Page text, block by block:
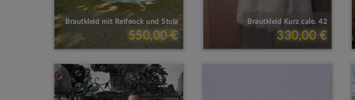
Brautkleid mit Reifeock und Stola
550,00 €
Brautkleid Kurz cale. 42
330,00 €